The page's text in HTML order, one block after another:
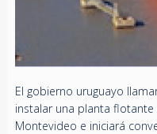
El gobierno uruguayo
instalar una planta
Montevideo e iniciará